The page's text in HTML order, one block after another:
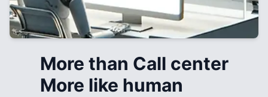
More than Call center
More like human